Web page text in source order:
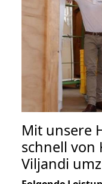
Mit unsere
schnell von
Viljandi